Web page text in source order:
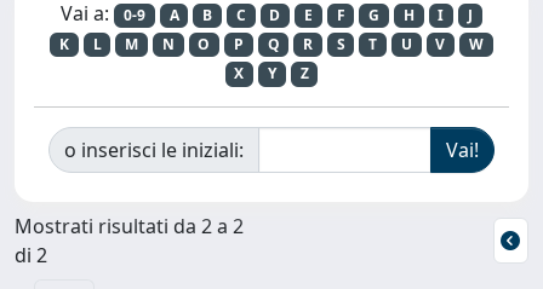
Vai a: 0-9 A B C D E F G H I
J
K
L M N O P Q R S T U V
W
X
Y Z
o inserisci le iniziali:
Mostrati risultati da 2 a 2
di 2